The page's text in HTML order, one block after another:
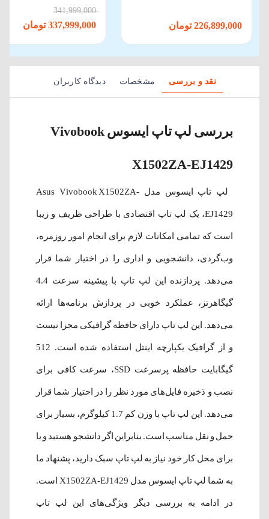
RTX5060-WIN 11
341,999,000
نقد و بررسی مشخصات دیدگاه کاربران
بررسی لپ تاپ ایسوس Vivobook
X1502ZA-EJ1429
لپ تاپ ایسوس مدل Asus Vivobook X1502ZA-
EJ1429، یک لپ تاپ اقتصادی با طراحی ظریف و زیبا
است که تمامی امکانات لازم برای انجام امور روزمره،
وب‌گردی، دانشجویی و اداری را در اختیار شما قرار
می‌دهد. پردازنده این لپ تاپ با پیشینه سرعت 4.4
گیگاهرتز، عملکرد خوبی در پردازش برنامه‌ها ارائه
می‌دهد. این لپ تاپ دارای حافظه گرافیکی مجزا نیست
و از گرافیک یکپارچه اینتل استفاده شده است. 512
گیگابایت حافظه پرسرعت SSD، سرعت کافی برای
نصب و ذخیره فایل‌های مورد نظر را در اختیار شما قرار
می‌دهد. این لپ تاپ با وزن کم 1.7 کیلوگرم، بسیار برای
حمل و نقل مناسب است. بنابراین اگر دانشجو هستید و یا
برای محل کار خود نیاز به لپ تاپ سبک دارید، پشنهاد ما
به شما لپ تاپ ایسوس مدل X1502ZA-EJ1429 است.
در ادامه به بررسی دیگر ویژگی‌های این لپ تاپ